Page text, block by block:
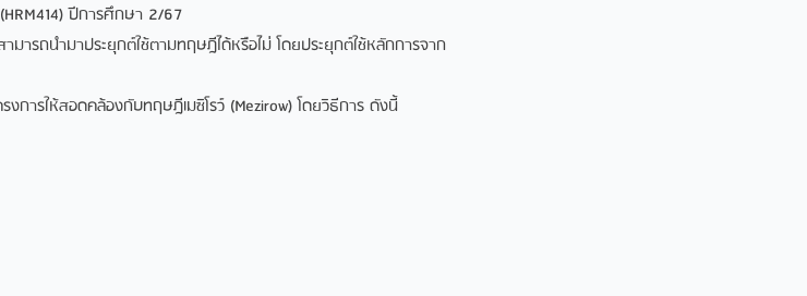
ปีการศึกษา 2/67
มารถนํามาประยุกต์ใช้ตามทฤษฎีได้หรือไม่ โดยประยุกต์ใช้หลักการจาก
งการให้สอดคล้องกับทฤษฎีเมซิโรว์ (Mezirow) โดยวิธีการ ดังนี้